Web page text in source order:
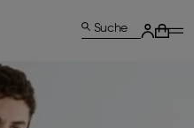
Suche